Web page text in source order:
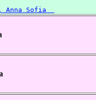
Anna Sofia